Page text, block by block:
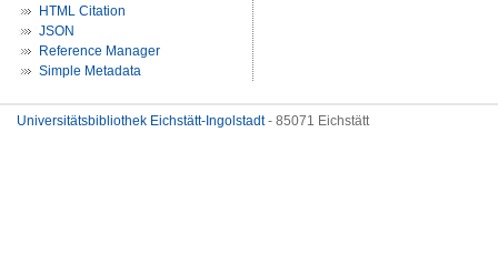
HTML Citation
JSON
Reference Manager
Simple Metadata
Universitätsbibliothek Eichstätt-Ingolstadt- 85071 Eichstätt